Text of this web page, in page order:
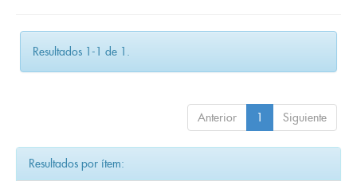
Resultados 1-1 de 1.
Anterior 1 Siguiente
Resultados por ítem: